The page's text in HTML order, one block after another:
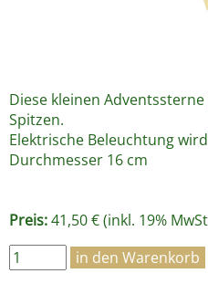
Diese kleinen
Spitzen.
Elektrische Beleuchtung
Durchmesser 16 cm
Preis:41,50 € (inkl. 19%